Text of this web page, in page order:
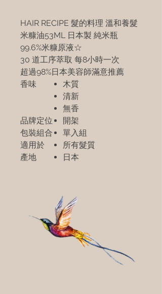
HAIR RECIPE 髮的料理 溫和養髮
米糠油53ML 日本製 純米瓶
99.6%米糠原液☆
30 道工序萃取 每8小時一次
超過98%日本美容師滿意推薦
香味
木質
清新
無香
品牌定位
開架
包裝組合
單入組
適用於
所有髮質
產地
日本